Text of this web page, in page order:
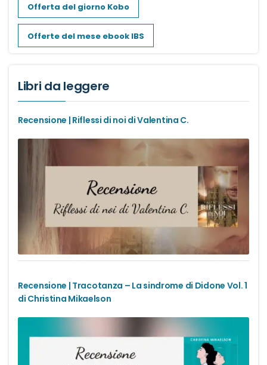
Offerta del giorno Kobo
Offerte del mese ebook IBS
Libri da leggere
Recensione | Riflessi di noi di Valentina C.
Recensione | Tracotanza – La sindrome di Didone Vol. 1
di Christina Mikaelson